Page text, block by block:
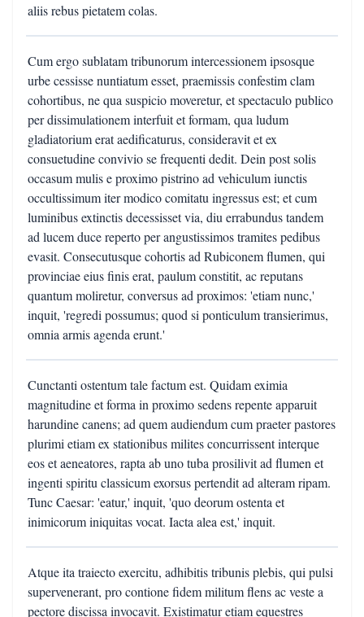
aliis rebus pietatem colas.
Cum ergo sublatam tribunorum intercessionem ipsosque
urbe cessisse nuntiatum esset, praemissis confestim clam
cohortibus, ne qua suspicio moveretur, et spectaculo publico
per dissimulationem interfuit et formam, qua ludum
gladiatorium erat aedificaturus, consideravit et ex
consuetudine convivio se frequenti dedit. Dein post solis
occasum mulis e proximo pistrino ad vehiculum iunctis
occultissimum iter modico comitatu ingressus est; et cum
luminibus extinctis decessisset via, diu errabundus tandem
ad lucem duce reperto per angustissimos tramites pedibus
evasit. Consecutusque cohortis ad Rubiconem flumen, qui
provinciae eius finis erat, paulum constitit, ac reputans
quantum moliretur, conversus ad proximos: 'etiam nunc,'
inquit, 'regredi possumus; quod si ponticulum transierimus,
omnia armis agenda erunt.'
Cunctanti ostentum tale factum est. Quidam eximia
magnitudine et forma in proximo sedens repente apparuit
harundine canens; ad quem audiendum cum praeter pastores
plurimi etiam ex stationibus milites concurrissent interque
eos et aeneatores, rapta ab uno tuba prosilivit ad flumen et
ingenti spiritu classicum exorsus pertendit ad alteram ripam.
Tunc Caesar: 'eatur,' inquit, 'quo deorum ostenta et
inimicorum iniquitas vocat. Iacta alea est,' inquit.
Atque ita traiecto exercitu, adhibitis tribunis plebis, qui pulsi
supervenerant, pro contione fidem militum flens ac veste a
pectore discissa invocavit. Existimatur etiam equestres